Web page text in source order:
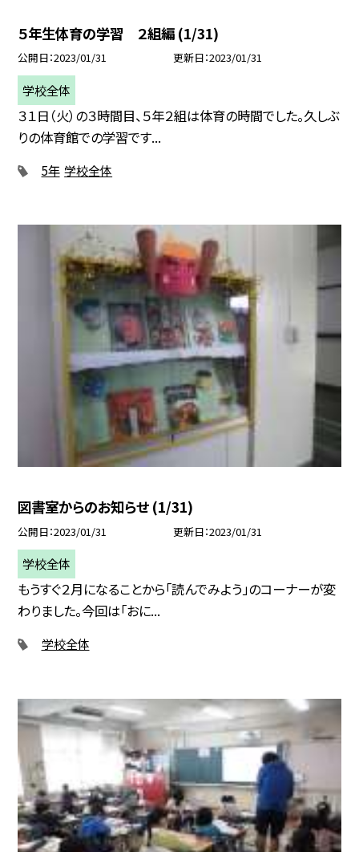
５年生体育の学習 ２組編 (1/31)
公開日 2023/01/31 更新日 2023/01/31
学校全体
３１日（火）の３時間目、５年２組は体育の時間でした。久しぶ
りの体育館での学習です...
5年 学校全体
図書室からのお知らせ (1/31)
公開日 2023/01/31 更新日 2023/01/31
学校全体
もうすぐ２月になることから「読んでみよう」のコーナーが変
わりました。今回は「おに...
学校全体